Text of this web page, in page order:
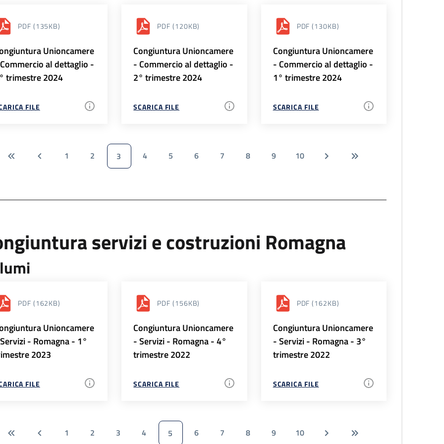
PDF (135KB)
Unioncamere
al dettaglio -
trimestre 2024
FILE
PDF (120KB)
Congiuntura Unioncamere
- Commercio al dettaglio -
2° trimestre 2024
SCARICA FILE
PDF (130KB)
Congiuntura Unioncamere
- Commercio al dettaglio -
1° trimestre 2024
SCARICA FILE
1 2 3 4 5 6 7 8 9 10
servizi e costruzioni Romagna
PDF (162KB)
Unioncamere
- Romagna - 1°
2023
FILE
PDF (156KB)
Congiuntura Unioncamere
- Servizi - Romagna - 4°
trimestre 2022
SCARICA FILE
PDF (162KB)
Congiuntura Unioncamere
- Servizi - Romagna - 3°
trimestre 2022
SCARICA FILE
1 2 3 4 5 6 7 8 9 10